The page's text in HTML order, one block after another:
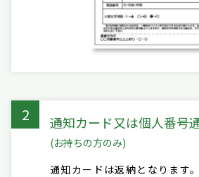
2 通知カード又は個人番号
(お持ちの方のみ)
通知カードは返納となります。